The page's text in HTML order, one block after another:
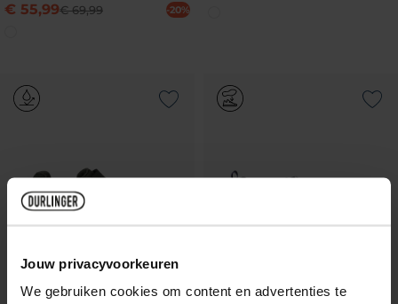
Jouw privacyvoorkeuren
We gebruiken cookies om content en advertenties te
€ 55,99€ 69,99 -20%
Add to Wishlist Add to